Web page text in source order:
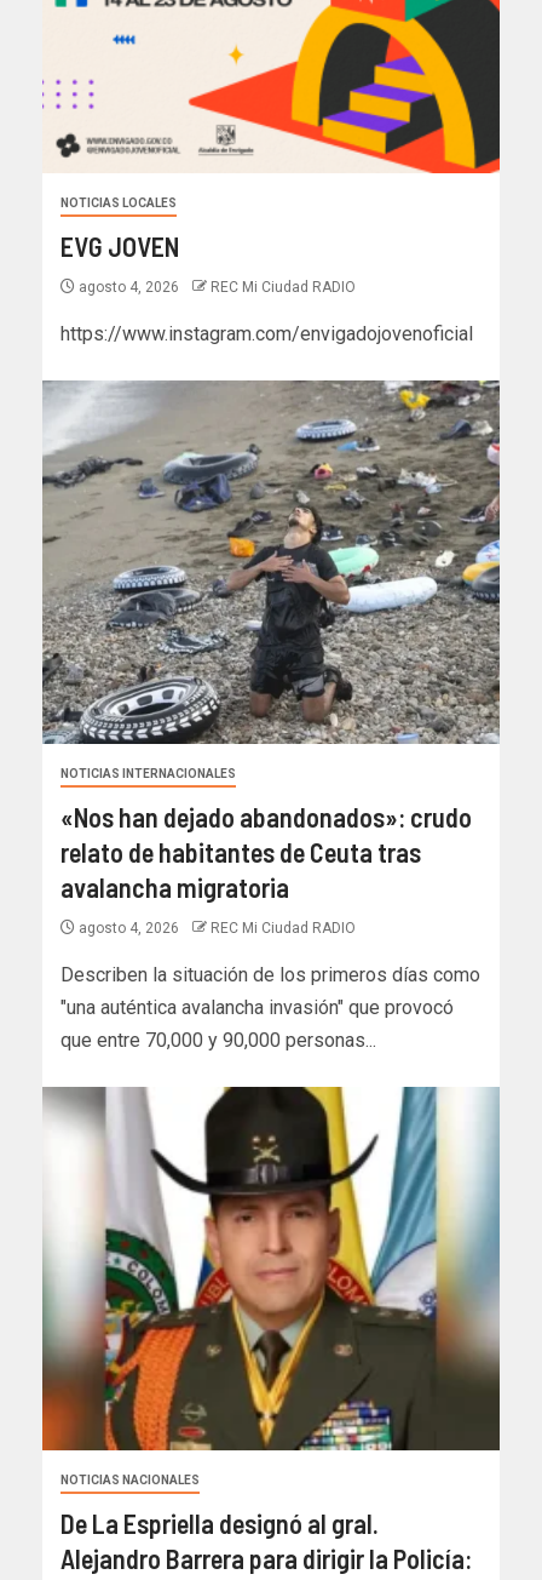
NOTICIAS LOCALES
EVG JOVEN
agosto 4, 2026 REC Mi Ciudad RADIO
https://www.instagram.com/envigadojovenoficial
NOTICIAS INTERNACIONALES
«Nos han dejado abandonados»: crudo
relato de habitantes de Ceuta tras
avalancha migratoria
agosto 4, 2026 REC Mi Ciudad RADIO
Describen la situación de los primeros días como
"una auténtica avalancha invasión" que provocó
que entre 70,000 y 90,000 personas...
NOTICIAS NACIONALES
De La Espriella designó al gral.
Alejandro Barrera para dirigir la Policía: